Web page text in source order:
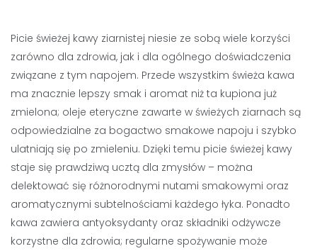
Picie świeżej kawy ziarnistej niesie ze sobą wiele korzyści
zarówno dla zdrowia, jak i dla ogólnego doświadczenia
związane z tym napojem. Przede wszystkim świeża kawa
ma znacznie lepszy smak i aromat niż ta kupiona już
zmielona; oleje eteryczne zawarte w świeżych ziarnach są
odpowiedzialne za bogactwo smakowe napoju i szybko
ulatniają się po zmieleniu. Dzięki temu picie świeżej kawy
staje się prawdziwą ucztą dla zmysłów – można
delektować się różnorodnymi nutami smakowymi oraz
aromatycznymi subtelnościami każdego łyka. Ponadto
kawa zawiera antyoksydanty oraz składniki odżywcze
korzystne dla zdrowia; regularne spożywanie może